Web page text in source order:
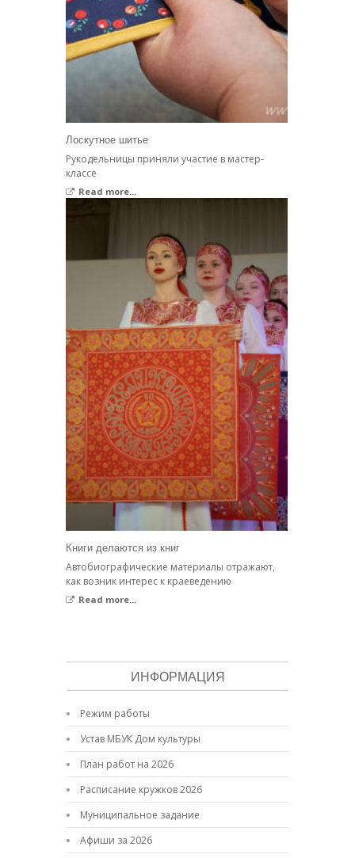
Лоскутное шитье
Рукодельницы приняли участие в мастер-
классе
Read more...
Книги делаются из книг
Автобиографические материалы отражают,
как возник интерес к краеведению
Read more...
ИНФОРМАЦИЯ
Режим работы
Устав МБУК Дом культуры
План работ на 2026
Расписание кружков 2026
Муниципальное задание
Афиши за 2026